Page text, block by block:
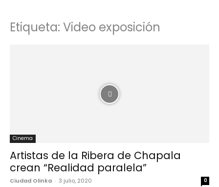
Etiqueta: Video exposición
Cinema
Artistas de la Ribera de Chapala
crean “Realidad paralela”
Ciudad Olinka - 3 julio, 2020 0